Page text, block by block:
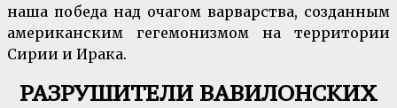
наша победа над очагом варварства, созданным
американским гегемонизмом на территории
Сирии и Ирака.
РАЗРУШИТЕЛИ ВАВИЛОНСКИХ